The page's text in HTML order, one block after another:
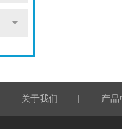
关于我们 | 产品